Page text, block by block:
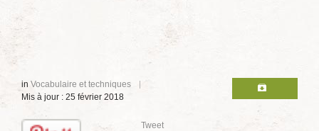
in Vocabulaire et techniques
Mis à jour : 25 février 2018
Tweet